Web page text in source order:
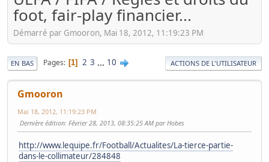
foot, fair-play financier...
Démarré par Gmooron, Mai 18, 2012, 11:19:23 PM
EN BAS Pages 1 2 3 ... 10 ACTIONS DE L'UTILISATEUR
Gmooron
Mai 18, 2012, 11:19:23 PM
Dernière édition: Février 28, 2013, 08:35:25 AM par Hobes
http://www.lequipe.fr/Football/Actualites/La-tierce-partie-
dans-le-collimateur/284848